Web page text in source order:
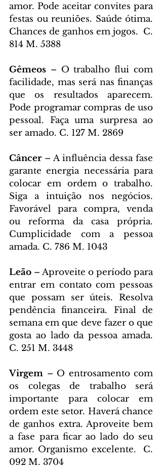
amor. Pode aceitar convites para
festas ou reuniões. Saúde ótima.
Chances de ganhos em jogos.  C.
814 M. 5388
Gêmeos – O trabalho flui com
facilidade, mas será nas finanças
que os resultados aparecem.
Pode programar compras de uso
pessoal. Faça uma surpresa ao
ser amado. C. 127 M. 2869
Câncer – A influência dessa fase
garante energia necessária para
colocar em ordem o trabalho.
Siga a intuição nos negócios.
Favorável para compra, venda
ou reforma da casa própria.
Cumplicidade com a pessoa
amada. C. 786 M. 1043
Leão – Aproveite o período para
entrar em contato com pessoas
que possam ser úteis. Resolva
pendência financeira. Final de
semana em que deve fazer o que
gosta ao lado da pessoa amada.
C. 251 M. 3448
Virgem – O entrosamento com
os colegas de trabalho será
importante para colocar em
ordem este setor. Haverá chance
de ganhos extra. Aproveite bem
a fase para ficar ao lado do seu
amor. Organismo excelente.  C.
092 M. 3704